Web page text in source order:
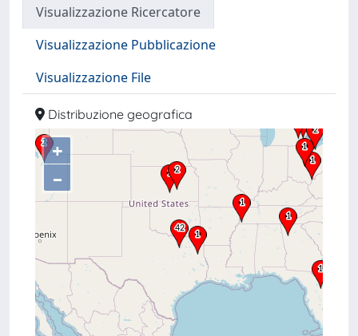
Visualizzazione Ricercatore
Visualizzazione Pubblicazione
Visualizzazione File
Distribuzione geografica
+
–